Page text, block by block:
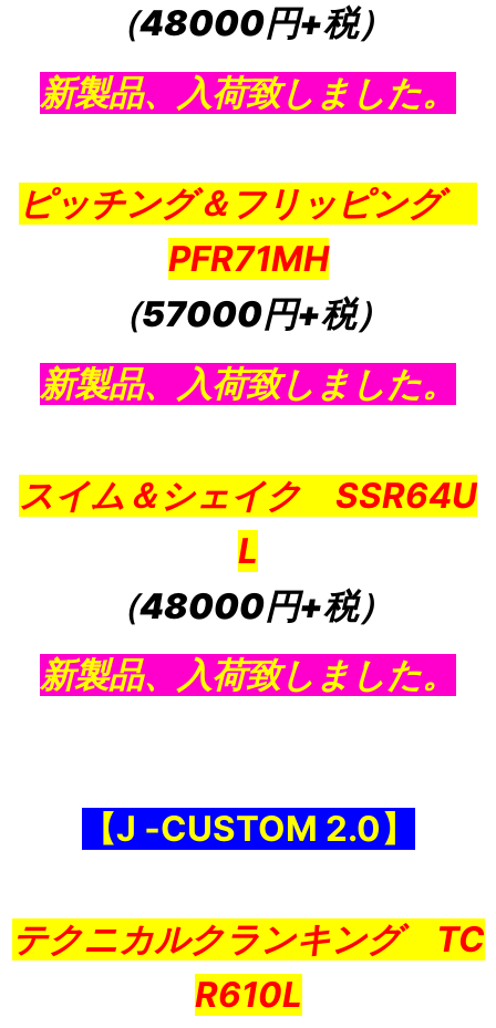
（48000円+税）
新製品、入荷致しました。
ピッチング＆フリッピング
PFR71MH
（57000円+税）
新製品、入荷致しました。
スイム＆シェイク SSR64U
L
（48000円+税）
新製品、入荷致しました。
【J ‐CUSTOM 2.0】
テクニカルクランキング TC
R610L